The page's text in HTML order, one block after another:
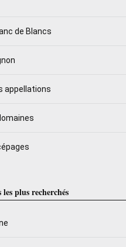
de Blancs
appellations
plus recherchés